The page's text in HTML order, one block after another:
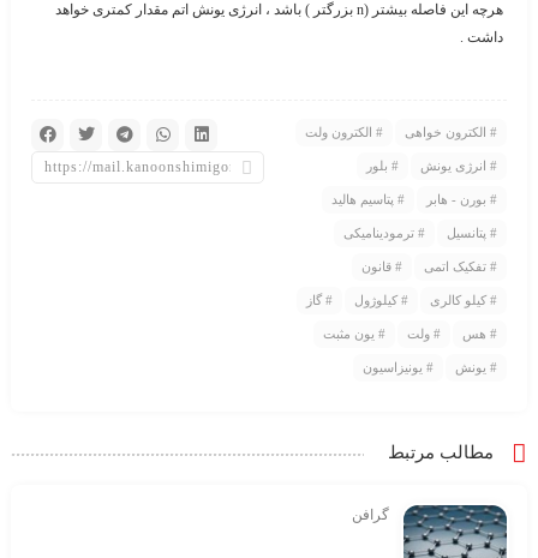
هرچه این فاصله بیشتر (n بزرگتر ) باشد ، انرژی یونش اتم مقدار کمتری خواهد
داشت .
الکترون خواهی الکترون ولت
انرژی یونش بلور
بورن - هابر پتاسیم هالید
پتانسیل ترمودینامیکی
تفکیک اتمی قانون
کیلو کالری کیلوژول گاز
هس ولت یون مثبت
یونش یونیزاسیون
مطالب مرتبط
گرافن